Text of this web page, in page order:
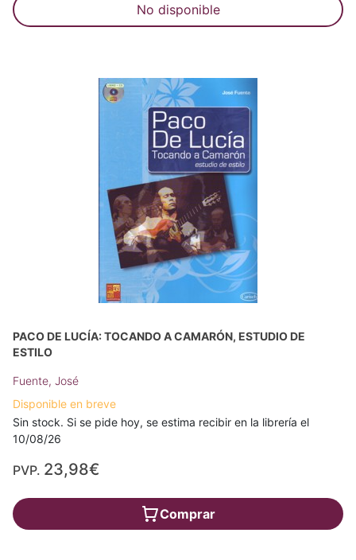
No disponible
PACO DE LUCÍA: TOCANDO A CAMARÓN, ESTUDIO DE
ESTILO
Fuente, José
Disponible en breve
Sin stock. Si se pide hoy, se estima recibir en la librería el
10/08/26
PVP. 23,98€
Comprar